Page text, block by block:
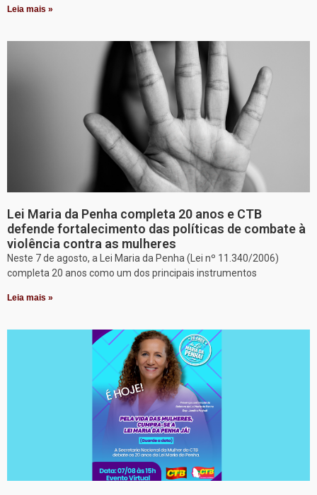
Leia mais »
Lei Maria da Penha completa 20 anos e CTB
defende fortalecimento das políticas de combate à
violência contra as mulheres
Neste 7 de agosto, a Lei Maria da Penha (Lei nº 11.340/2006)
completa 20 anos como um dos principais instrumentos
Leia mais »